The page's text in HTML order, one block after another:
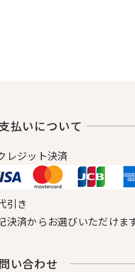
払いについて
レジット決済
引き
決済からお選びいただけます
い合わせ